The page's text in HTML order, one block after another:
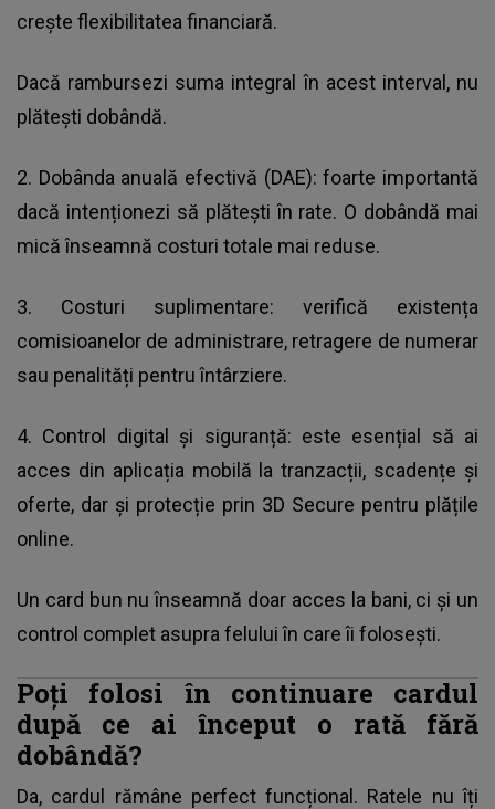
crește flexibilitatea financiară.
Dacă rambursezi suma integral în acest interval, nu
plătești dobândă.
2. Dobânda anuală efectivă (DAE): foarte importantă
dacă intenționezi să plătești în rate. O dobândă mai
mică înseamnă costuri totale mai reduse.
3. Costuri suplimentare: verifică existența
comisioanelor de administrare, retragere de numerar
sau penalități pentru întârziere.
4. Control digital și siguranță: este esențial să ai
acces din aplicația mobilă la tranzacții, scadențe și
oferte, dar și protecție prin 3D Secure pentru plățile
online.
Un card bun nu înseamnă doar acces la bani, ci și un
control complet asupra felului în care îi folosești.
Poți folosi în continuare cardul
după ce ai început o rată fără
dobândă?
Da, cardul rămâne perfect funcțional. Ratele nu îți